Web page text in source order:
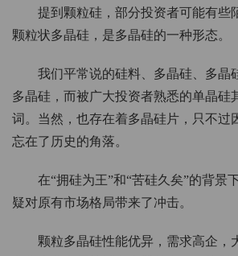
提到颗粒硅，部分投资者可能有些
颗粒状多晶硅，是多晶硅的一种形态。
我们平常说的硅料、多晶硅、多晶
多晶硅，而被广大投资者熟悉的单晶硅
词。当然，也存在着多晶硅片，只不过
忘在了历史的角落。
在“拥硅为王”和“苦硅久矣”的背景
疑对原有市场格局带来了冲击。
颗粒多晶硅性能优异，需求高企，